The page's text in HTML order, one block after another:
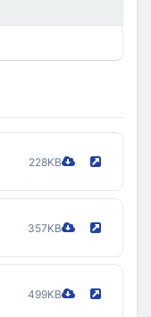
228KB
357KB
499KB